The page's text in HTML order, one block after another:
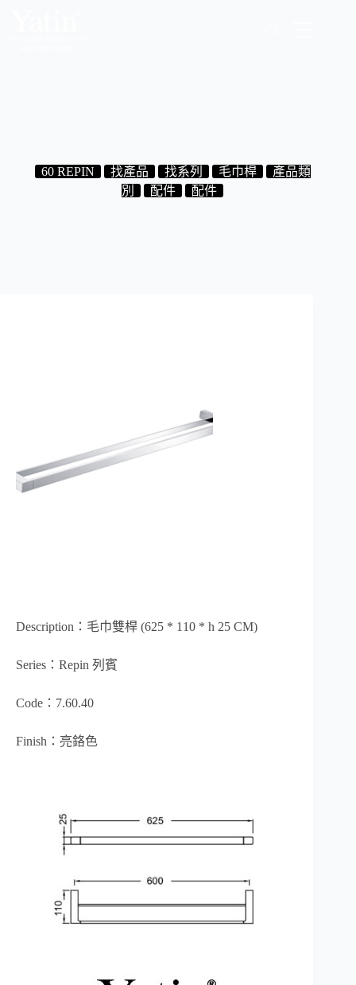
60 REPIN
找產品 找系列 毛巾桿
產品類
別
配件 配件
Description：毛巾雙桿 (625 * 110 * h 25 CM)
Series：Repin 列賓
Code：7.60.40
Finish：亮鉻色